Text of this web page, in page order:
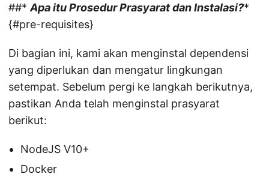
##* Apa itu Prosedur Prasyarat dan Instalasi?*
{#pre-requisites}
Di bagian ini, kami akan menginstal dependensi
yang diperlukan dan mengatur lingkungan
setempat. Sebelum pergi ke langkah berikutnya,
pastikan Anda telah menginstal prasyarat
berikut:
NodeJS V10+
Docker